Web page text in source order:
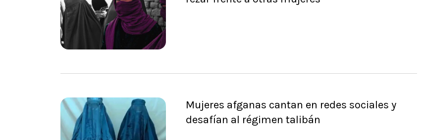
Mujeres afganas cantan en redes sociales y
desafían al régimen talibán